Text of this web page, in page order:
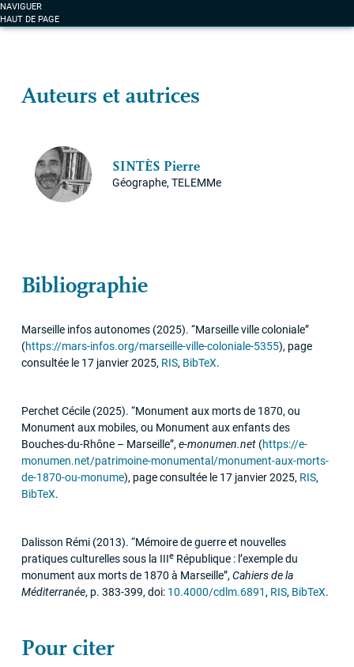
NAVIGUER
HAUT DE PAGE
Auteurs et autrices
SINTÈS Pierre
Géographe, TELEMMe
Bibliographie
Marseille infos autonomes (2025). “Marseille ville coloniale”
(https://mars-infos.org/marseille-ville-coloniale-5355), page
consultée le 17 janvier 2025, RIS, BibTeX.
Perchet Cécile (2025). “Monument aux morts de 1870, ou
Monument aux mobiles, ou Monument aux enfants des
Bouches-du-Rhône – Marseille”,e-monumen.net (https://e-
monumen.net/patrimoine-monumental/monument-aux-morts-
de-1870-ou-monume), page consultée le 17 janvier 2025, RIS,
BibTeX.
Dalisson Rémi (2013). “Mémoire de guerre et nouvelles
pratiques culturelles sous la IIIeRépublique : l’exemple du
monument aux morts de 1870 à Marseille”,Cahiers de la
Méditerranée, p. 383-399,doi: 10.4000/cdlm.6891, RIS, BibTeX.
Pour citer